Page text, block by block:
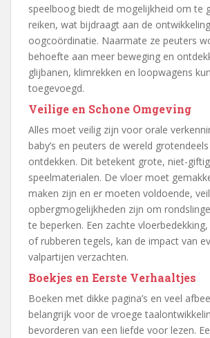
speelboog biedt de mogelijkheid om te
reiken, wat bijdraagt aan de
oogcoördinatie. Naarmate ze peuters
behoefte aan meer beweging en
glijbanen, klimrekken en loopwagens
toegevoegd.
Veilige en Schone Omgeving
Alles moet veilig zijn voor orale
baby’s en peuters de wereld
ontdekken. Dit betekent grote, niet-
speelmaterialen. De vloer moet
maken zijn en er moeten voldoende,
opbergmogelijkheden zijn om
te beperken. Een zachte
of rubberen tegels, kan de impact van
valpartijen verzachten.
Boekjes en Eerste Verhaaltjes
Boeken met dikke pagina’s en veel
belangrijk voor de vroege
bevorderen van een liefde voor lezen.